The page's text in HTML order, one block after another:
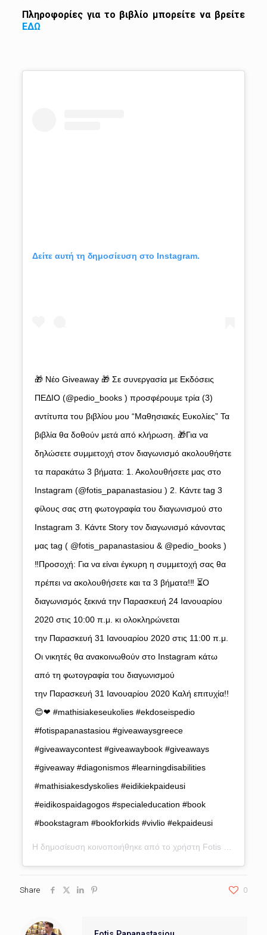
Πληροφορίες για το βιβλίο μπορείτε να βρείτε
ΕΔΩ
Δείτε αυτή τη δημοσίευση στο Instagram.
🎁 Νέο Giveaway 🎁 Σε συνεργασία με Εκδόσεις
ΠΕΔΙΟ (@pedio_books ) προσφέρουμε τρία (3)
αντίτυπα του βιβλίου μου “Μαθησιακές Ευκολίες” Τα
βιβλία θα δοθούν μετά από κλήρωση. 🎁Για να
δηλώσετε συμμετοχή στον διαγωνισμό ακολουθήστε
τα παρακάτω 3 βήματα: 1. Ακολουθήσετε μας στο
Instagram (@fotis_papanastasiou ) 2. Κάντε tag 3
φίλους σας στη φωτογραφία του διαγωνισμού στο
Instagram 3. Κάντε Story τον διαγωνισμό κάνοντας
μας tag ( @fotis_papanastasiou & @pedio_books )
‼Προσοχή: Για να είναι έγκυρη η συμμετοχή σας θα
πρέπει να ακολουθήσετε και τα 3 βήματα!‼ ⏳Ο
διαγωνισμός ξεκινά την Παρασκευή 24 Ιανουαρίου
2020 στις 10:00 π.μ. κι ολοκληρώνεται
την Παρασκευή 31 Ιανουαρίου 2020 στις 11:00 π.μ.
Οι νικητές θα ανακοινωθούν στο Instagram κάτω
από τη φωτογραφία του διαγωνισμού
την Παρασκευή 31 Ιανουαρίου 2020 Καλή επιτυχία!!
😊❤ #mathisiakeseukolies #ekdoseispedio
#fotispapanastasiou #giveawaysgreece
#giveawaycontest #giveawaybook #giveaways
#giveaway #diagonismos #learningdisabilities
#mathisiakesdyskolies #eidikiekpaideusi
#eidikospaidagogos #specialeducation #book
#bookstagram #bookforkids #vivlio #ekpaideusi
Η δημοσίευση κοινοποιήθηκε από το χρήστη Fotis Papanastasiou
Share 0